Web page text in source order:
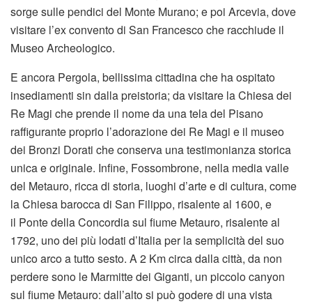
sorge sulle pendici del Monte Murano; e poi Arcevia, dove
visitare l’ex convento di San Francesco che racchiude il
Museo Archeologico.
E ancora Pergola, bellissima cittadina che ha ospitato
insediamenti sin dalla preistoria; da visitare la Chiesa dei
Re Magi che prende il nome da una tela del Pisano
raffigurante proprio l’adorazione dei Re Magi e il museo
dei Bronzi Dorati che conserva una testimonianza storica
unica e originale. Infine, Fossombrone, nella media valle
del Metauro, ricca di storia, luoghi d’arte e di cultura, come
la Chiesa barocca di San Filippo, risalente al 1600, e
il Ponte della Concordia sul fiume Metauro, risalente al
1792, uno dei più lodati d’Italia per la semplicità del suo
unico arco a tutto sesto. A 2 Km circa dalla città, da non
perdere sono le Marmitte dei Giganti, un piccolo canyon
sul fiume Metauro: dall’alto si può godere di una vista